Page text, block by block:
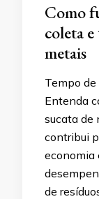
Como
coleta
metais
Tempo de
Entenda
sucata de
contribui
economia
de